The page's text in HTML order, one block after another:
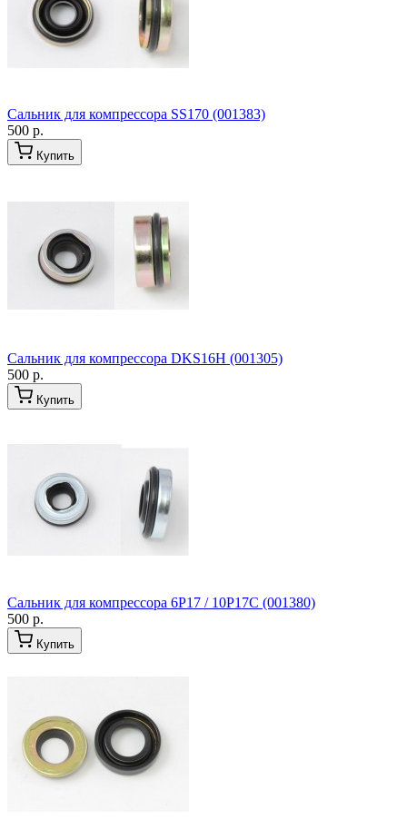
Сальник для компрессора SS170 (001383)
500 р.
Купить
Сальник для компрессора DKS16H (001305)
500 р.
Купить
Сальник для компрессора 6P17 / 10P17C (001380)
500 р.
Купить